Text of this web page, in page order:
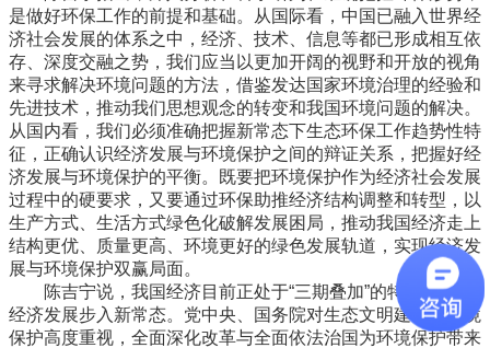
是做好环保工作的前提和基础。从国际看，中国已融入世界经
济社会发展的体系之中，经济、技术、信息等都已形成相互依
存、深度交融之势，我们应当以更加开阔的视野和开放的视角
来寻求解决环境问题的方法，借鉴发达国家环境治理的经验和
先进技术，推动我们思想观念的转变和我国环境问题的解决。
从国内看，我们必须准确把握新常态下生态环保工作趋势性特
征，正确认识经济发展与环境保护之间的辩证关系，把握好经
济发展与环境保护的平衡。既要把环境保护作为经济社会发展
过程中的硬要求，又要通过环保助推经济结构调整和转型，以
生产方式、生活方式绿色化破解发展困局，推动我国经济走上
结构更优、质量更高、环境更好的绿色发展轨道，实现经济发
展与环境保护双赢局面。
陈吉宁说，我国经济目前正处于“三期叠加”的特定阶段，
经济发展步入新常态。党中央、国务院对生态文明建设和环境
保护高度重视，全面深化改革与全面依法治国为环境保护带来